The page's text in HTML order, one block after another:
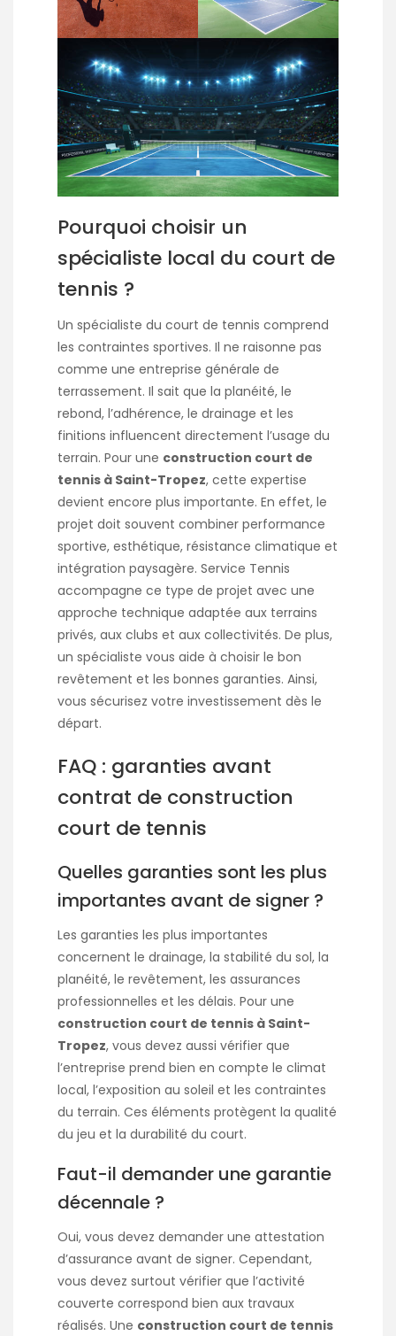
Pourquoi choisir un
spécialiste local du court de
tennis ?
Un spécialiste du court de tennis comprend
les contraintes sportives. Il ne raisonne pas
comme une entreprise générale de
terrassement. Il sait que la planéité, le
rebond, l’adhérence, le drainage et les
finitions influencent directement l’usage du
terrain. Pour une construction court de
tennis à Saint-Tropez, cette expertise
devient encore plus importante. En effet, le
projet doit souvent combiner performance
sportive, esthétique, résistance climatique et
intégration paysagère. Service Tennis
accompagne ce type de projet avec une
approche technique adaptée aux terrains
privés, aux clubs et aux collectivités. De plus,
un spécialiste vous aide à choisir le bon
revêtement et les bonnes garanties. Ainsi,
vous sécurisez votre investissement dès le
départ.
FAQ : garanties avant
contrat de construction
court de tennis
Quelles garanties sont les plus
importantes avant de signer ?
Les garanties les plus importantes
concernent le drainage, la stabilité du sol, la
planéité, le revêtement, les assurances
professionnelles et les délais. Pour une
construction court de tennis à Saint-
Tropez, vous devez aussi vérifier que
l’entreprise prend bien en compte le climat
local, l’exposition au soleil et les contraintes
du terrain. Ces éléments protègent la qualité
du jeu et la durabilité du court.
Faut-il demander une garantie
décennale ?
Oui, vous devez demander une attestation
d’assurance avant de signer. Cependant,
vous devez surtout vérifier que l’activité
couverte correspond bien aux travaux
réalisés. Une construction court de tennis